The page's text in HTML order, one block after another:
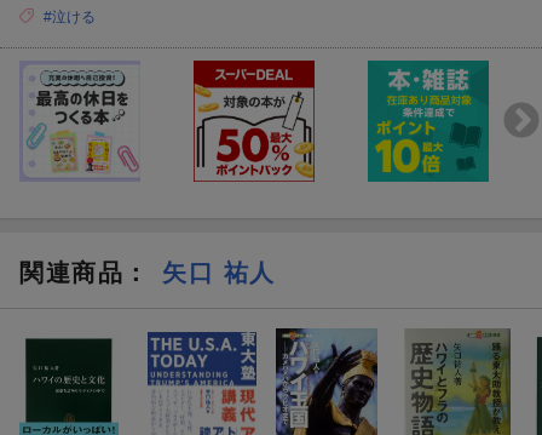
#泣ける
関連商品 ： 矢口 祐人